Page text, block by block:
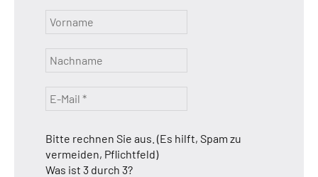
Bitte rechnen Sie aus. (Es hilft, Spam zu
vermeiden, Pflichtfeld)
Was ist 3 durch 3?